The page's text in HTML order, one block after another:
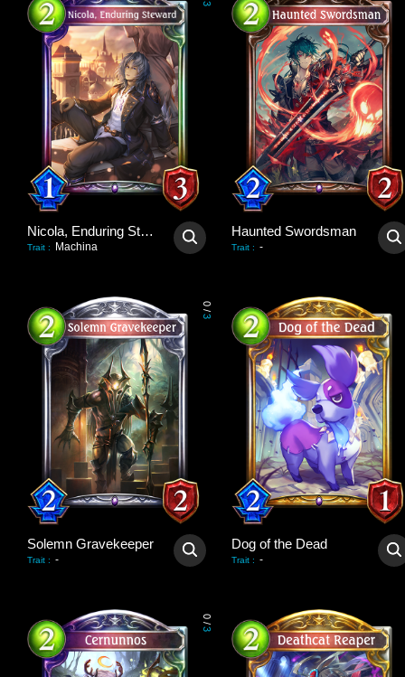
3
Nicola, Enduring Steward
Trait : Machina
Haunted Swordsman
Trait : -
0
/
3
Solemn Gravekeeper
Trait : -
Dog of the Dead
Trait : -
0
/
3